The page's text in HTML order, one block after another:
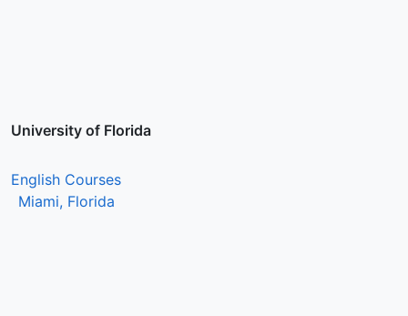
University of Florida
English Courses
Miami, Florida